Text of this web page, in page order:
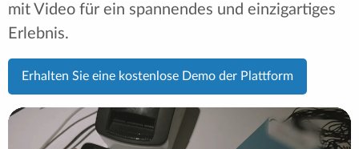
mit Video für ein spannendes und einzigartiges
Erlebnis.
Erhalten Sie eine kostenlose Demo der Plattform